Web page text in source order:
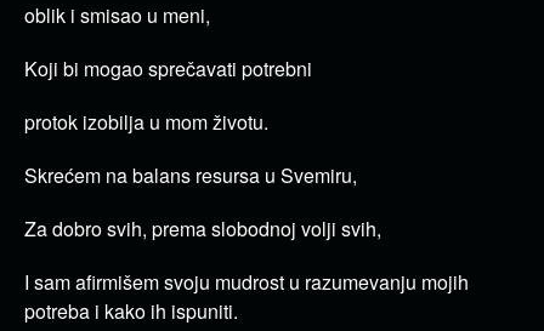
oblik i smisao u meni,
Koji bi mogao sprečavati potrebni
protok izobilja u mom životu.
Skrećem na balans resursa u Svemiru,
Za dobro svih, prema slobodnoj volji svih,
I sam afirmišem svoju mudrost u razumevanju mojih
potreba i kako ih ispuniti.